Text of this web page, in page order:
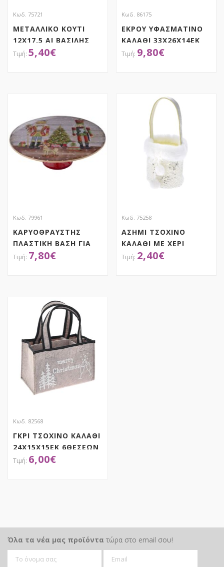
Κωδ. 75721
ΜΕΤΑΛΛΙΚΟ ΚΟΥΤΙ
12Χ17,5 ΑΙ ΒΑΣΙΛΗΣ
5,40€
Κωδ. 86175
ΕΚΡΟΥ ΥΦΑΣΜΑΤΙΝΟ
ΚΑΛΑΘΙ 33Χ26Χ14ΕΚ
MERRY CHISTMAS
9,80€
Κωδ. 79961
ΚΑΡΥΟΘΡΑΥΣΤΗΣ
ΠΛΑΣΤΙΚΗ ΒΑΣΗ ΓΙΑ
ΚΕΙΚ Φ29ΕΚ Χ10ΕΚ
7,80€
Κωδ. 75258
ΑΣΗΜΙ ΤΣΟΧΙΝΟ
ΚΑΛΑΘΙ ΜΕ ΧΕΡΙ
12X10,5Χ12ΕΚ
2,40€
Κωδ. 82568
ΓΚΡΙ ΤΣΟΧΙΝΟ ΚΑΛΑΘΙ
24Χ15Χ15ΕΚ 6ΘΕΣΕΩΝ
6,00€
Όλα τα νέα μας προϊόντα τώρα στο email σου!